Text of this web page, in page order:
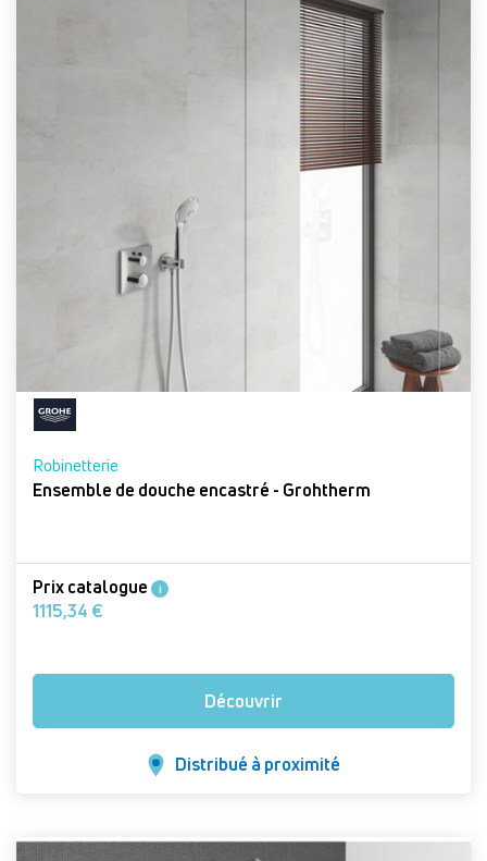
Robinetterie
Ensemble de douche encastré - Grohtherm
Prix catalogue i
1115,34 €
Découvrir
Distribué à proximité